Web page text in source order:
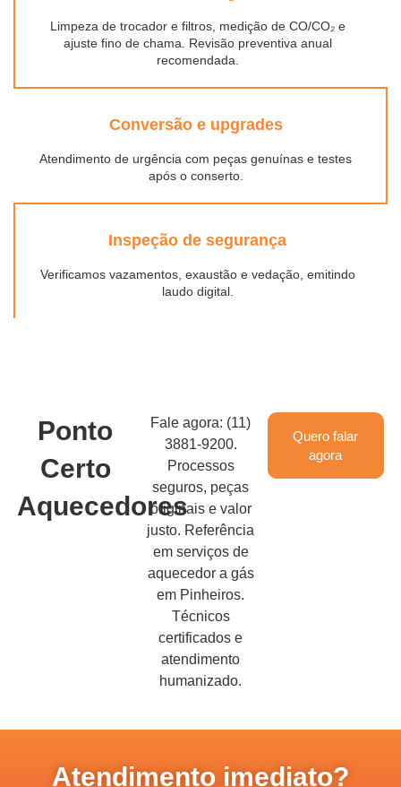
Limpeza de trocador e filtros, medição de CO/CO₂ e
ajuste fino de chama. Revisão preventiva anual
recomendada.
Conversão e upgrades
Atendimento de urgência com peças genuínas e testes
após o conserto.
Inspeção de segurança
Verificamos vazamentos, exaustão e vedação, emitindo
laudo digital.
Ponto
Certo
Aquecedores
Fale agora: (11)
3881-9200.
Processos
seguros, peças
originais e valor
justo. Referência
em serviços de
aquecedor a gás
em Pinheiros.
Técnicos
certificados e
atendimento
humanizado.
Quero falar
agora
Atendimento imediato?